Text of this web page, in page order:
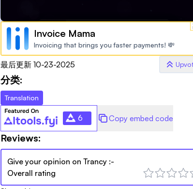
Invoice Mama
Invoicing that brings you faster payments! 💸
最后更新 10-23-2025
分类:
Translation
6 Copy embed code
Reviews:
Give your opinion on Trancy :-
Overall rating